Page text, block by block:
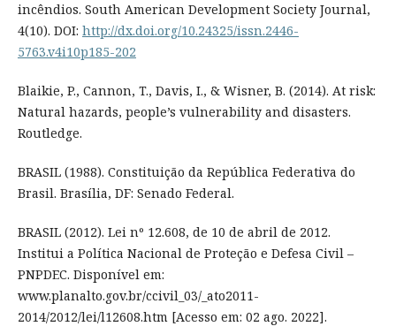
incêndios. South American Development Society Journal,
4(10). DOI: http://dx.doi.org/10.24325/issn.2446-
5763.v4i10p185-202
Blaikie, P., Cannon, T., Davis, I., & Wisner, B. (2014). At risk:
Natural hazards, people’s vulnerability and disasters.
Routledge.
BRASIL (1988). Constituição da República Federativa do
Brasil. Brasília, DF: Senado Federal.
BRASIL (2012). Lei nº 12.608, de 10 de abril de 2012.
Institui a Política Nacional de Proteção e Defesa Civil –
PNPDEC. Disponível em:
www.planalto.gov.br/ccivil_03/_ato2011-
2014/2012/lei/l12608.htm [Acesso em: 02 ago. 2022].